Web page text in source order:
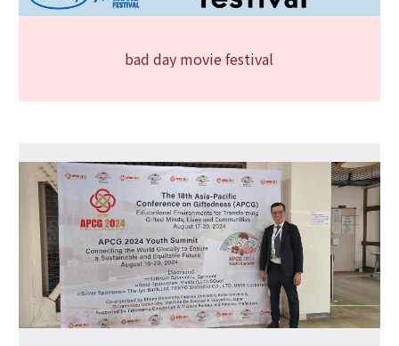
bad day movie festival